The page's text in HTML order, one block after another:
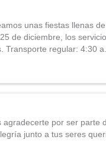
unas fiestas llenas
de diciembre, los
Transporte regular: 4:30
por ser parte
junto a tus seres